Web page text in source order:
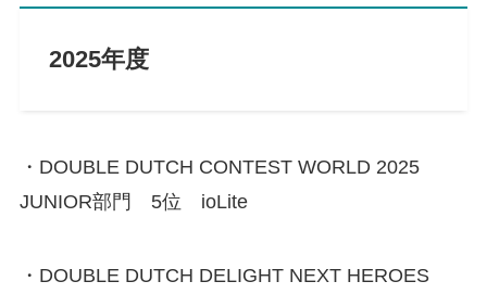
2025年度
・DOUBLE DUTCH CONTEST WORLD 2025
JUNIOR部門 5位 ioLite
・DOUBLE DUTCH DELIGHT NEXT HEROES